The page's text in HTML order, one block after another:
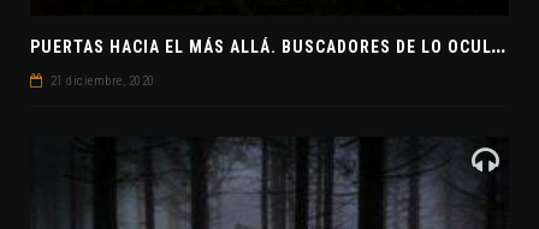
P
UERTAS HACIA EL MÁS ALLÁ. BUSCADORES DE LO OCULTO. EL PENSAMIENTO ABSTRACTO. EVANGELIOS APÓCRIFOS
21 diciembre, 2020